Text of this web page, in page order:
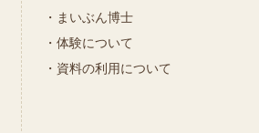
まいぶん博士
体験について
資料の利用について